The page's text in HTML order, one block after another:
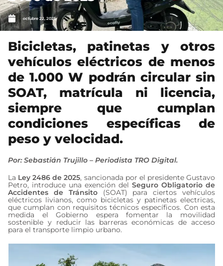
octubre 22, 2025
Bicicletas, patinetas y otros
vehículos eléctricos de menos
de 1.000 W podrán circular sin
SOAT, matrícula ni licencia,
siempre que cumplan
condiciones específicas de
peso y velocidad.
Por: Sebastián Trujillo – Periodista TRO Digital.
La Ley 2486 de 2025, sancionada por el presidente Gustavo
Petro, introduce una exención del Seguro Obligatorio de
Accidentes de Tránsito (SOAT) para ciertos vehículos
eléctricos livianos, como bicicletas y patinetas electricas,
que cumplan con requisitos técnicos específicos. Con esta
medida el Gobierno espera fomentar la movilidad
sostenible y reducir las barreras económicas de acceso
para el transporte limpio urbano.